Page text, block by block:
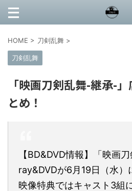
HOME > 刀剣乱舞 >
刀剣乱舞
「映画刀剣乱舞-継承-
とめ！
【BD&DVD情報】「映画
ray&DVDが6月19日（水）
映像特典ではキャスト3組